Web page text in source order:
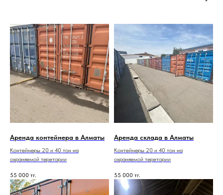
Аренда контейнера в Алматы
Контейнеры 20 и 40 тон на
охраняемой теретории
55 000 тг.
Аренда склада в Алматы
Контейнеры 20 и 40 тон на
охраняемой теретории
55 000 тг.